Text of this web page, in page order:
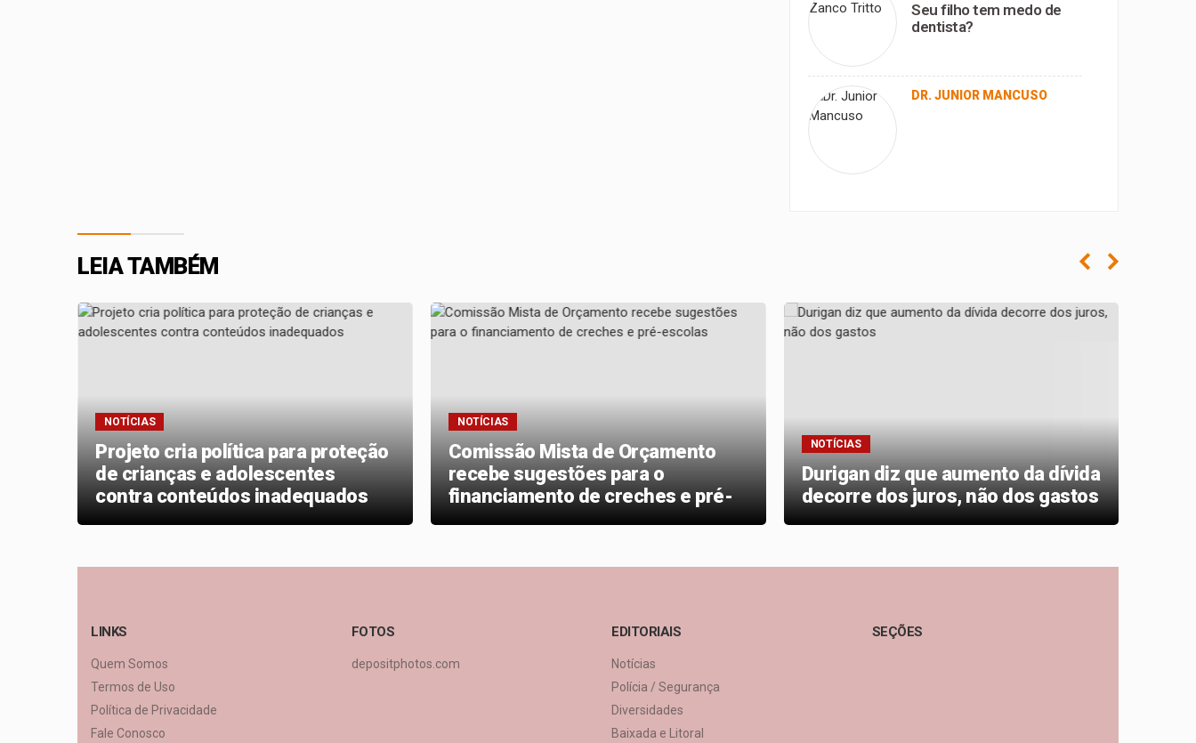
Seu filho tem medo de
dentista?
DR. JUNIOR MANCUSO
LEIA TAMBÉM
NOTÍCIAS
Projeto cria política para proteção
de crianças e adolescentes
contra conteúdos inadequados
NOTÍCIAS
Comissão Mista de Orçamento
recebe sugestões para o
financiamento de creches e pré-
escolas
NOTÍCIAS
Durigan diz que aumento da dívida
decorre dos juros, não dos gastos
LINKS
Quem Somos
Termos de Uso
Política de Privacidade
Fale Conosco
FOTOS
depositphotos.com
EDITORIAIS
Notícias
Polícia / Segurança
Diversidades
Baixada e Litoral
SEÇÕES